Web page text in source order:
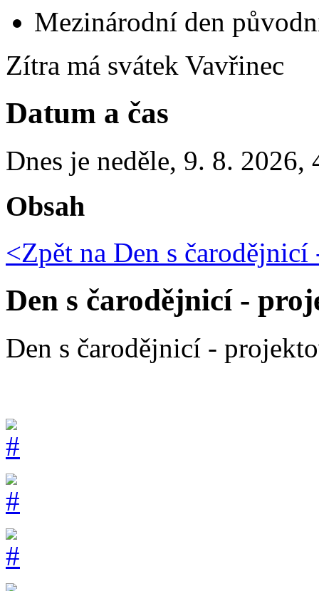
Mezinárodní den
Zítra má svátek Vavřinec
Datum a čas
Dnes je neděle, 9. 8. 2026,
Obsah
<Zpět na Den s
Den s čarodějnicí -
Den s čarodějnicí -